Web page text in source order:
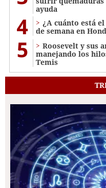
ayuda
4
¿A cuánto está
de semana en
5
Roosevelt y sus
manejando los
Temis